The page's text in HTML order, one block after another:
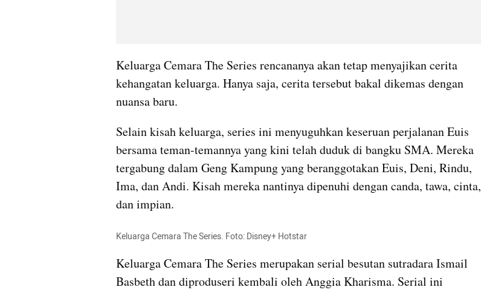
Keluarga Cemara The Series rencananya akan tetap menyajikan cerita
kehangatan keluarga. Hanya saja, cerita tersebut bakal dikemas dengan
nuansa baru.
Selain kisah keluarga, series ini menyuguhkan keseruan perjalanan Euis
bersama teman-temannya yang kini telah duduk di bangku SMA. Mereka
tergabung dalam Geng Kampung yang beranggotakan Euis, Deni, Rindu,
Ima, dan Andi. Kisah mereka nantinya dipenuhi dengan canda, tawa, cinta,
dan impian.
Keluarga Cemara The Series. Foto: Disney+ Hotstar
Keluarga Cemara The Series merupakan serial besutan sutradara Ismail
Basbeth dan diproduseri kembali oleh Anggia Kharisma. Serial ini